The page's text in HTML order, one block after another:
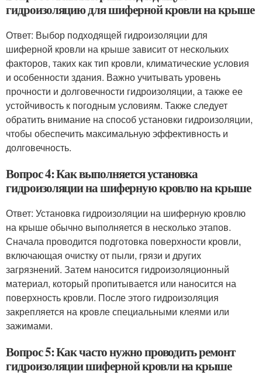
гидроизоляцию для шиферной кровли на крыше
Ответ: Выбор подходящей гидроизоляции для
шиферной кровли на крыше зависит от нескольких
факторов, таких как тип кровли, климатические условия
и особенности здания. Важно учитывать уровень
прочности и долговечности гидроизоляции, а также ее
устойчивость к погодным условиям. Также следует
обратить внимание на способ установки гидроизоляции,
чтобы обеспечить максимальную эффективность и
долговечность.
Вопрос 4: Как выполняется установка
гидроизоляции на шиферную кровлю на крыше
Ответ: Установка гидроизоляции на шиферную кровлю
на крыше обычно выполняется в несколько этапов.
Сначала проводится подготовка поверхности кровли,
включающая очистку от пыли, грязи и других
загрязнений. Затем наносится гидроизоляционный
материал, который пропитывается или наносится на
поверхность кровли. После этого гидроизоляция
закрепляется на кровле специальными клеями или
зажимами.
Вопрос 5: Как часто нужно проводить ремонт
гидроизоляции шиферной кровли на крыше